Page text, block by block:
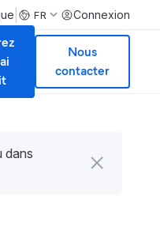
FR Connexion
Nous
contacter
dans